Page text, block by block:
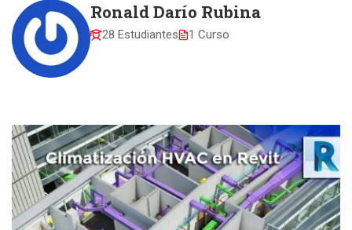
Ronald Darío Rubina
28 Estudiantes 1 Curso